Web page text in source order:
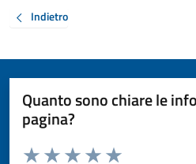
Indietro
Quanto sono chiare le
pagina?
Valuta da 1 a 5 stelle la pagina